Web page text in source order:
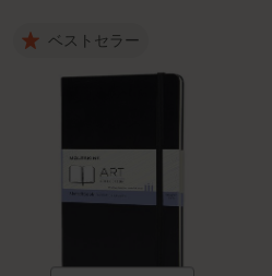
ベストセラー